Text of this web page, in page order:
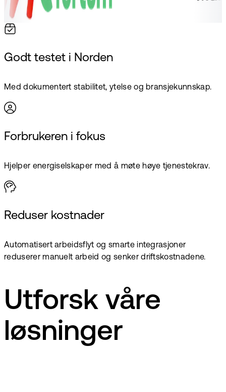
Godt testet i Norden
Med dokumentert stabilitet, ytelse og bransjekunnskap.
Forbrukeren i fokus
Hjelper energiselskaper med å møte høye tjenestekrav.
Reduser kostnader
Automatisert arbeidsflyt og smarte integrasjoner
reduserer manuelt arbeid og senker driftskostnadene.
Utforsk våre
løsninger